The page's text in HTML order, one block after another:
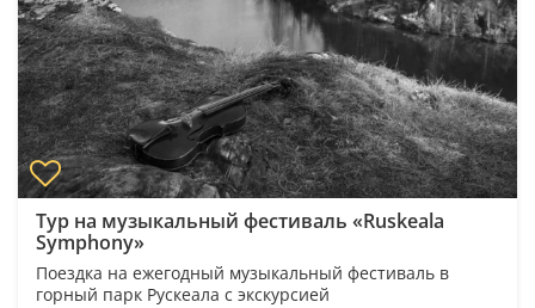
Тур на музыкальный фестиваль «Ruskeala
Symphony»
Поездка на ежегодный музыкальный фестиваль в
горный парк Рускеала с экскурсией